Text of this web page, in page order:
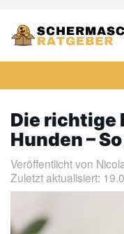
main
content
Die richtige
Hunden –
Veröffentlicht von
Zuletzt aktualisiert: